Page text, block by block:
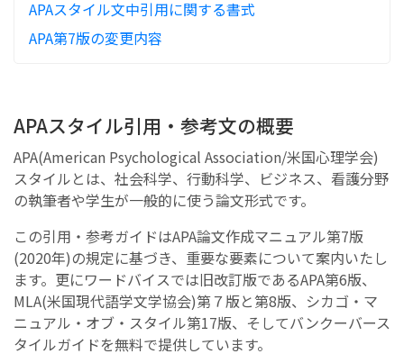
APAスタイル文中引用に関する書式
APA第7版の変更内容
APAスタイル引用・参考文の概要
APA(American Psychological Association/米国心理学会)
スタイルとは、社会科学、行動科学、ビジネス、看護分野
の執筆者や学生が一般的に使う論文形式です。
この引用・参考ガイドはAPA論文作成マニュアル第7版
(2020年)の規定に基づき、重要な要素について案内いたし
ます。更にワードバイスでは旧改訂版であるAPA第6版、
MLA(米国現代語学文学協会)第７版と第8版、シカゴ・マ
ニュアル・オブ・スタイル第17版、そしてバンクーバース
タイルガイドを無料で提供しています。